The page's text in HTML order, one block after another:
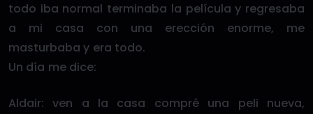
todo iba normal terminaba la película y regresaba
a mi casa con una erección enorme, me
masturbaba y era todo.
Un día me dice:
Aldair: ven a la casa compré una peli nueva,